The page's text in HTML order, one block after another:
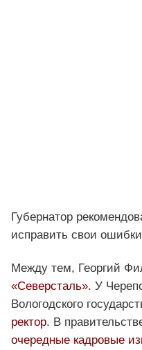
Губернатор
исправить свои
Между тем, Георгий
«Северсталь». У
Вологодского
ректор. В
очередные кадровые